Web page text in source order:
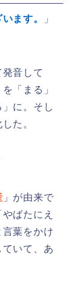
ます。
」
音して
「まる」
に。そし
た。
」が由来で
ばたにえ
葉をかけ
いて、あ